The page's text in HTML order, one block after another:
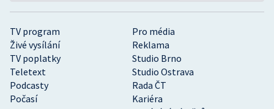
TV program
Pro média
Živé vysílání
Reklama
TV poplatky
Studio Brno
Teletext
Studio Ostrava
Podcasty
Rada ČT
Počasí
Kariéra